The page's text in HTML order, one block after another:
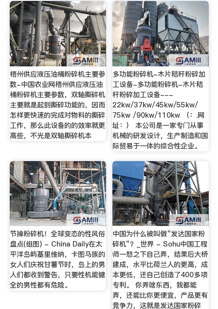
梧州供应液压油桶粉碎机主要参
数-中国农业网梧州供应液压油
桶粉碎机主要参数，双轴撕碎机
主要就是起到撕碎功能的，因而
怎样更快速的完成对物料的撕碎
工作，那么此设备的的效率就更
高些，不光是双轴撕碎机本
多功能粉碎机-木片秸秆粉碎加
工设备-多功能粉碎机-木片秸
秆粉碎加工设备---
22kw/37kw/45kw/55kw/
75kw /90kw/110kw （：.网
址：） 本公司是一家专门从事
机械的研发设计，生产制造和国
际贸易于一体的综合性企业。
节操粉碎机！全球变态的性风俗
盘点(组图) - China Daily在太
平洋岛屿基里维纳，卡图马族的
女人们庆祝甘薯节时，岛上的男
人们都收到警告，只要性机能健
全的男性都有危险。
中国为什么被叫做“发达国家粉
碎机”？_世界 - Sohu中国工程
师一怒之下自己弄，结果后大桥
建成，水平比荷兰人的更高，成
本更低，还自己创造了400多项
专利。 你弄啥东西，我都能
弄，还能比你更便宜，产品更有
竞争力，这就是发达国家粉碎